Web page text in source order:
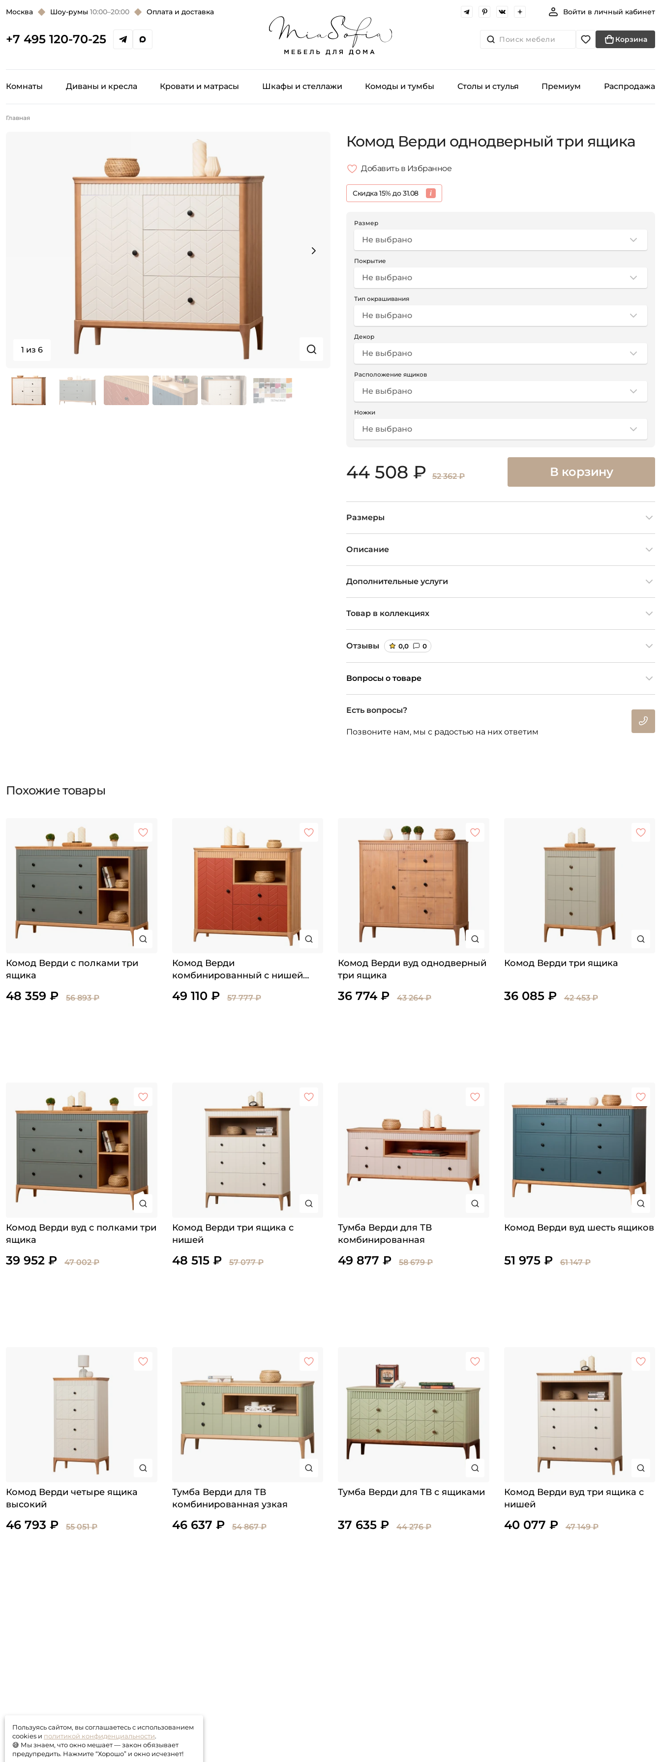
Москва Шоу-румы 10:00–20:00 Оплата и доставка Войти в личный кабинет
+7 495 120-70-25 Поиск мебели Корзина
Комнаты Диваны и кресла Кровати и матрасы Шкафы и стеллажи Комоды и тумбы Столы и стулья Премиум Распродажа
Главная
1 из 6
Комод Верди однодверный три ящика
Добавить в Избранное
Скидка 15% до 31.08
Размер
Не выбрано
Покрытие
Не выбрано
Тип окрашивания
Не выбрано
Декор
Не выбрано
Расположение ящиков
Не выбрано
Ножки
Не выбрано
44 508 ₽ 52 362 ₽ В корзину
Размеры
Описание
Дополнительные услуги
Товар в коллекциях
Отзывы 0,0 0
Вопросы о товаре
Есть вопросы?
Позвоните нам, мы с радостью на них ответим
Похожие товары
Комод Верди с полками три
ящика
48 359 ₽ 56 893 ₽
Комод Верди
комбинированный с нишей
49 110 ₽ 57 777 ₽
Комод Верди вуд однодверный
три ящика
36 774 ₽ 43 264 ₽
Комод Верди три ящика
36 085 ₽ 42 453 ₽
Комод Верди вуд с полками три
ящика
39 952 ₽ 47 002 ₽
Комод Верди три ящика с
нишей
48 515 ₽ 57 077 ₽
Тумба Верди для ТВ
комбинированная
49 877 ₽ 58 679 ₽
Комод Верди вуд шесть ящиков
51 975 ₽ 61 147 ₽
Комод Верди четыре ящика
высокий
46 793 ₽ 55 051 ₽
Тумба Верди для ТВ
комбинированная узкая
46 637 ₽ 54 867 ₽
Тумба Верди для ТВ с ящиками
37 635 ₽ 44 276 ₽
Комод Верди вуд три ящика с
нишей
40 077 ₽ 47 149 ₽
Пользуясь сайтом, вы соглашаетесь с использованием
cookies и политикой конфиденциальности.
😅 Мы знаем, что окно мешает — закон обязывает
предупредить. Нажмите “Хорошо” и окно исчезнет!